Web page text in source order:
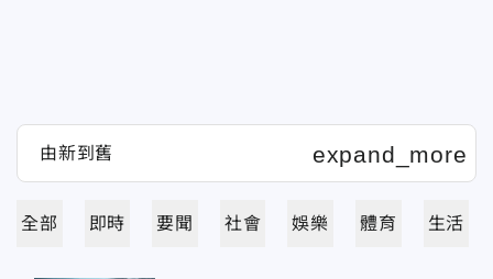
全部 即時 要聞 社會 娛樂 體育 生活